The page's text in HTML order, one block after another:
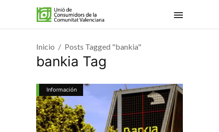
Inicio Posts Tagged "bankia"
bankia Tag
Información